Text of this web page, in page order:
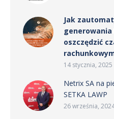
Jak
generowania
oszczędzić
14 stycznia, 2025
Netrix SA na
SETKA LAWP
26 września,